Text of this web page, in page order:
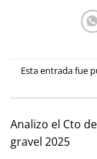
Esta entrada fue
Analizo el Cto
gravel 2025